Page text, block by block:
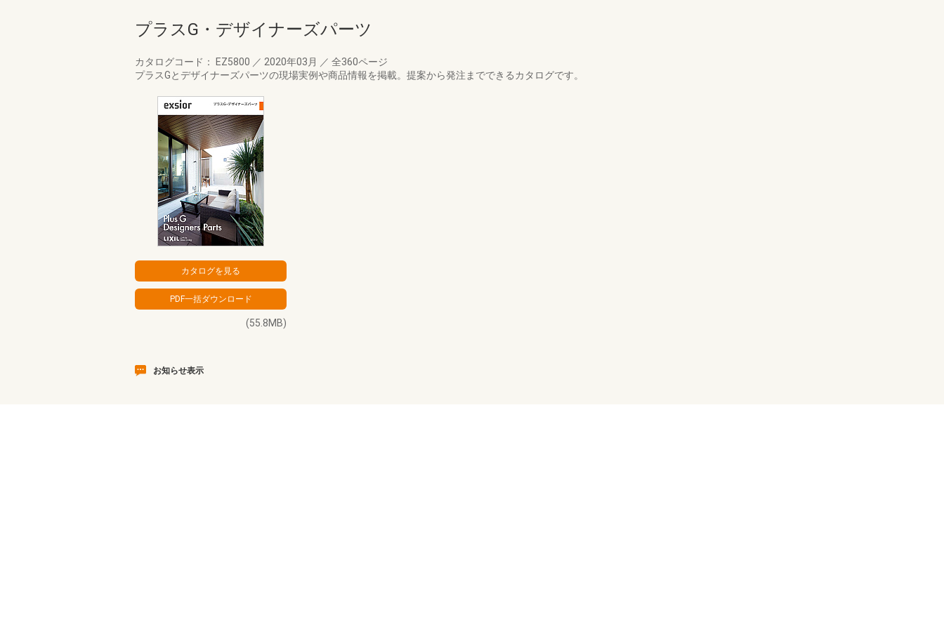
プラスG・デザイナーズパーツ
カタログコード： EZ5800 ／ 2020年03月 ／ 全360ページ
プラスGとデザイナーズパーツの現場実例や商品情報を掲載。提案から発注までできるカタログです。
(55.8MB)
お知らせ表示